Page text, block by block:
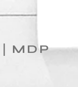
MDP